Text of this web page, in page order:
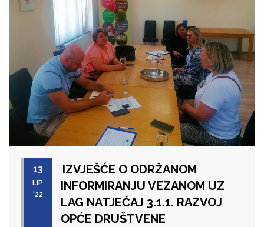
13
LIP
'22
IZVJEŠĆE O ODRŽANOM
INFORMIRANJU VEZANOM UZ
LAG NATJEČAJ 3.1.1. RAZVOJ
OPĆE DRUŠTVENE